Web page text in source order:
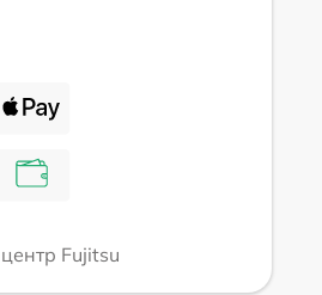
Fujitsu